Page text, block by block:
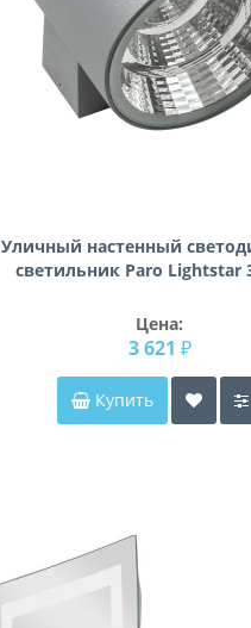
Уличный настенный
светильник Paro Lightstar
Цена:
3 621 ₽
Купить